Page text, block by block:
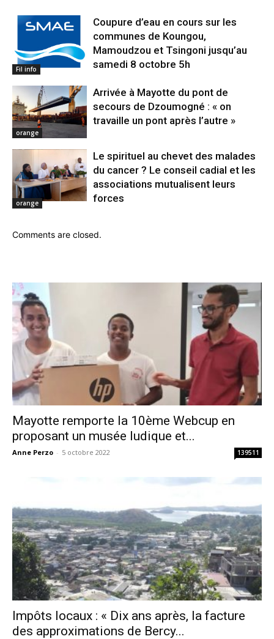
Fil info
Coupure d’eau en cours sur les
communes de Koungou,
Mamoudzou et Tsingoni jusqu’au
samedi 8 octobre 5h
orange
Arrivée à Mayotte du pont de
secours de Dzoumogné : « on
travaille un pont après l’autre »
orange
Le spirituel au chevet des malades
du cancer ? Le conseil cadial et les
associations mutualisent leurs
forces
Comments are closed.
Mayotte remporte la 10ème Webcup en
proposant un musée ludique et...
Anne Perzo - 5 octobre 2022 139511
Impôts locaux : « Dix ans après, la facture
des approximations de Bercy...